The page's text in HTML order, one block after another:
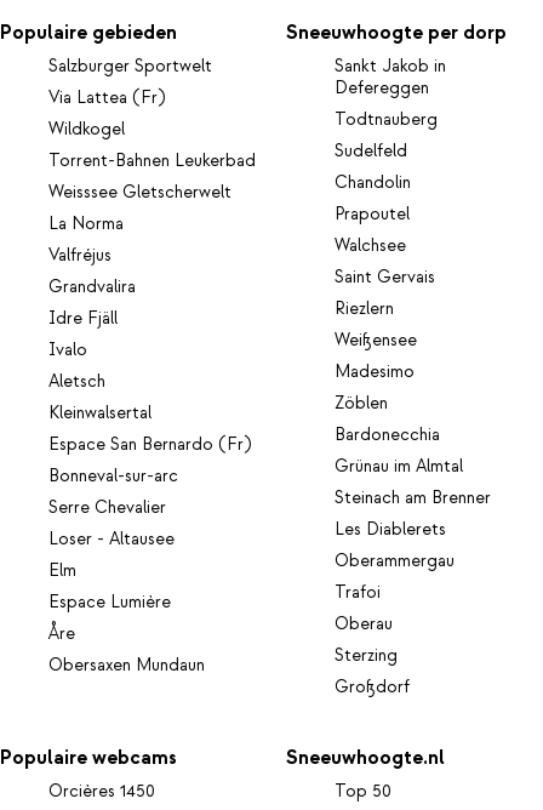
Populaire gebieden
Salzburger Sportwelt
Via Lattea (Fr)
Wildkogel
Torrent-Bahnen Leukerbad
Weisssee Gletscherwelt
La Norma
Valfréjus
Grandvalira
Idre Fjäll
Ivalo
Aletsch
Kleinwalsertal
Espace San Bernardo (Fr)
Bonneval-sur-arc
Serre Chevalier
Loser - Altausee
Elm
Espace Lumière
Åre
Obersaxen Mundaun
Sneeuwhoogte per dorp
Sankt Jakob in
Defereggen
Todtnauberg
Sudelfeld
Chandolin
Prapoutel
Walchsee
Saint Gervais
Riezlern
Weißensee
Madesimo
Zöblen
Bardonecchia
Grünau im Almtal
Steinach am Brenner
Les Diablerets
Oberammergau
Trafoi
Oberau
Sterzing
Großdorf
Populaire webcams
Orcières 1450
Sneeuwhoogte.nl
Top 50